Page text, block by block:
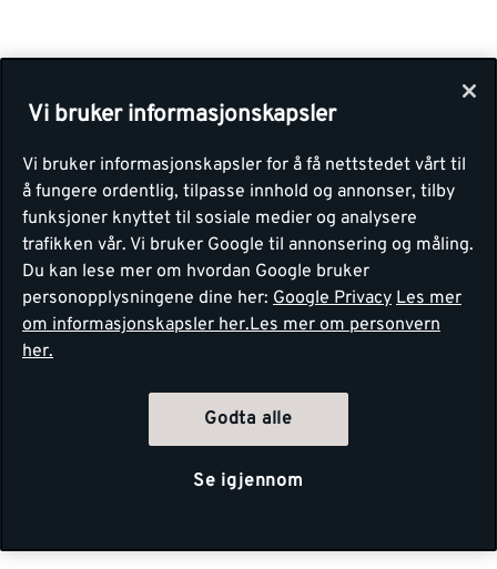
Vi bruker informasjonskapsler
Vi bruker informasjonskapsler for å få nettstedet vårt til
å fungere ordentlig, tilpasse innhold og annonser, tilby
funksjoner knyttet til sosiale medier og analysere
trafikken vår. Vi bruker Google til annonsering og måling.
Du kan lese mer om hvordan Google bruker
personopplysningene dine her: Google Privacy Les mer
om informasjonskapsler her.Les mer om personvern
her.
Godta alle
Se igjennom